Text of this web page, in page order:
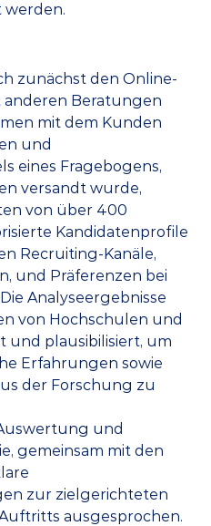
zunächst den Online-
Beratungen
mit dem Kunden
und
eines Fragebogens,
versandt wurde,
von über 400
Kandidatenprofile
Recruiting-Kanäle,
und Präferenzen bei
Analyseergebnisse
von Hochschulen und
und plausibilisiert, um
Erfahrungen sowie
der Forschung zu
und
gemeinsam mit den
zur zielgerichteten
ausgesprochen.